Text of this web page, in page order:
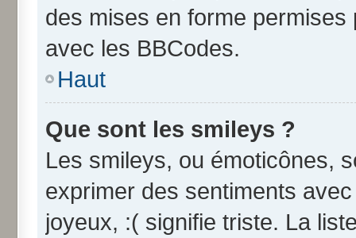
des mises en forme
avec les BBCodes.
Haut
Que sont les smileys ?
Les smileys, ou émoticônes,
exprimer des sentiments
joyeux, :( signifie triste. La